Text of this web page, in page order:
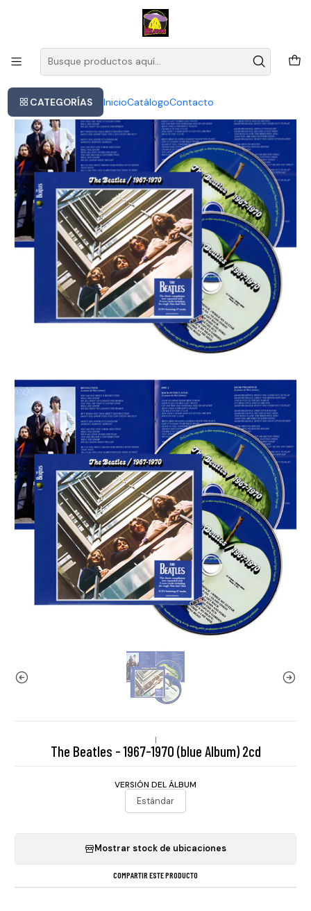
CATEGORÍAS InicioCatálogoContacto
Este es el texto del slide
|
The Beatles - 1967-1970 (blue Album) 2cd
VERSIÓN DEL ÁLBUM
Estándar
Mostrar stock de ubicaciones
COMPARTIR ESTE PRODUCTO